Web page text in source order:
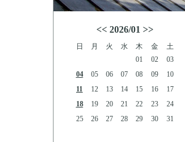
<< 2026/01 >>
日 月 火 水 木 金
土
01
02
03
04
05 06 07 08 09
10
11
12 13 14 15 16
17
18
19 20 21 22 23
24
25
26 27 28 29 30 31